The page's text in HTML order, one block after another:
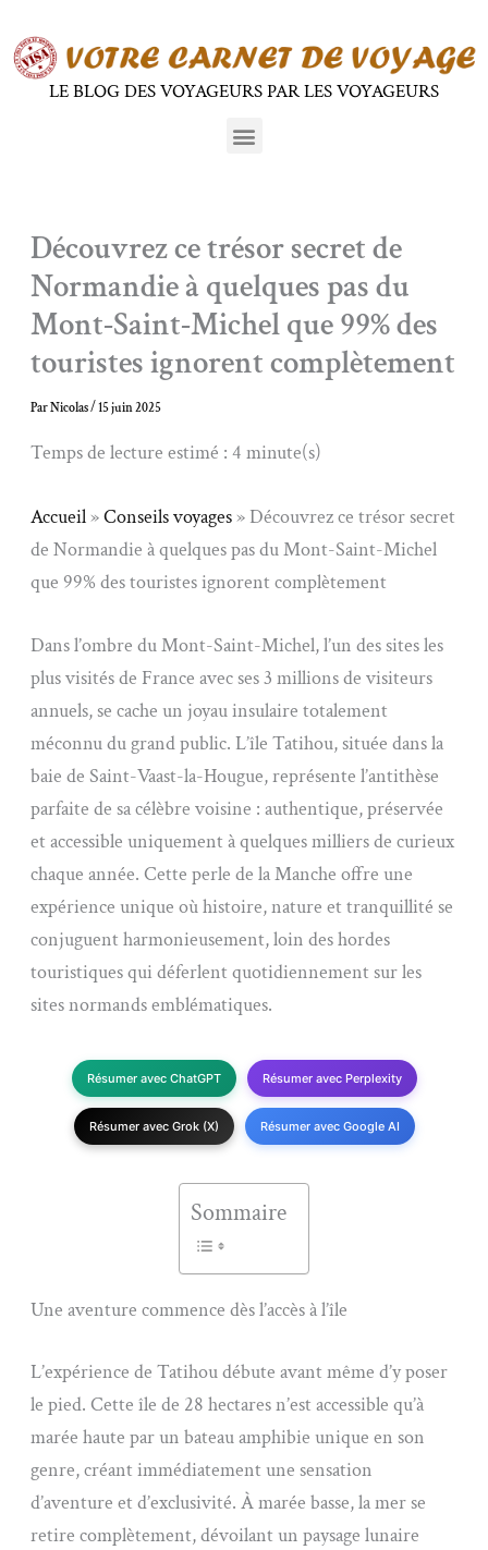
au
contenuLE BLOG DES VOYAGEURS PAR LES VOYAGEURS
Menu
Découvrez ce trésor secret de
Normandie à quelques pas du
Mont-Saint-Michel que 99% des
touristes ignorent complètement
ParNicolas/15 juin 2025
Temps de lecture estimé : 4 minute(s)
Accueil»Conseils voyages» Découvrez ce trésor secret
de Normandie à quelques pas du Mont-Saint-Michel
que 99% des touristes ignorent complètement
Dans l’ombre du Mont-Saint-Michel, l’un des sites les
plus visités de France avec ses 3 millions de visiteurs
annuels, se cache un joyau insulaire totalement
méconnu du grand public. L’île Tatihou, située dans la
baie de Saint-Vaast-la-Hougue, représente l’antithèse
parfaite de sa célèbre voisine : authentique, préservée
et accessible uniquement à quelques milliers de curieux
chaque année. Cette perle de la Manche offre une
expérience unique où histoire, nature et tranquillité se
conjuguent harmonieusement, loin des hordes
touristiques qui déferlent quotidiennement sur les
sites normands emblématiques.
Résumer avec ChatGPT Résumer avec Perplexity
Résumer avec Grok (X) Résumer avec Google AI
Sommaire
Une aventure commence dès l’accès à l’île
L’expérience de Tatihou débute avant même d’y poser
le pied. Cette île de 28 hectares n’est accessible qu’à
marée haute par un bateau amphibie unique en son
genre, créant immédiatement une sensation
d’aventure et d’exclusivité. À marée basse, la mer se
retire complètement, dévoilant un paysage lunaire